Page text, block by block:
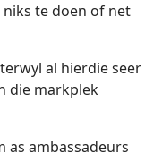
te doen of net
al hierdie seer
die markplek
as ambassadeurs